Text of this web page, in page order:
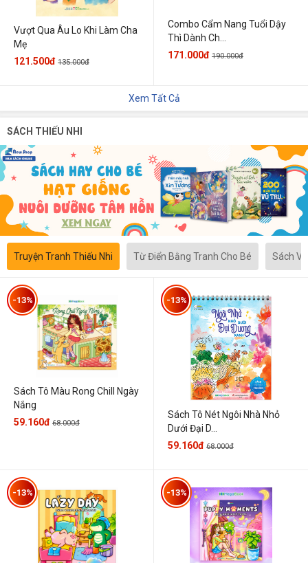
Vượt Qua Âu Lo Khi Làm Cha
Mẹ
121.500đ 135.000đ
Combo Cẩm Nang Tuổi Dậy
Thì Dành Ch...
171.000đ 190.000đ
Xem Tất Cả
SÁCH THIẾU NHI
Truyện Tranh Thiếu Nhi Từ Điển Bằng Tranh Cho Bé Sách
Sách Tô Màu Rong Chill Ngày
Nắng
-13%
59.160đ 68.000đ
Sách Tô Nét Ngôi Nhà Nhỏ
Dưới Đại D...
-13%
59.160đ 68.000đ
-13% -13%